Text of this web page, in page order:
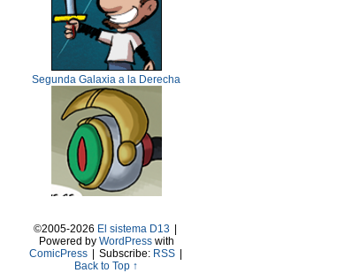
Segunda Galaxia a la Derecha
©2005-2026 El sistema D13
Powered by WordPresswith
ComicPress
Subscribe: RSS
Back to Top ↑